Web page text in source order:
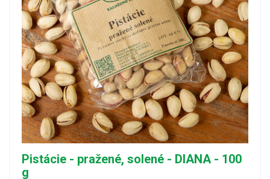
Pistácie - pražené, solené - DIANA - 100
g